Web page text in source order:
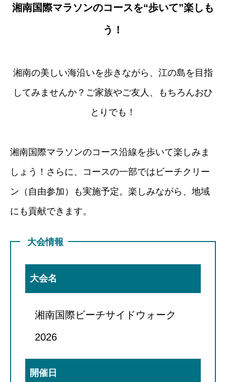
湘南国際マラソンのコースを“歩いて”楽しも
う！
湘南の美しい海沿いを歩きながら、江の島を目指
してみませんか？ご家族やご友人、もちろんおひ
とりでも！
湘南国際マラソンのコース沿線を歩いて楽しみま
しょう！さらに、コースの一部ではビーチクリー
ン（自由参加）も実施予定。楽しみながら、地域
にも貢献できます。
大会情報
大会名
湘南国際ビーチサイドウォーク
2026
開催日